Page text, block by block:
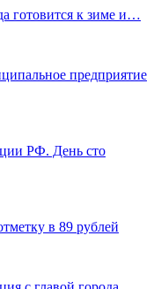
готовится к зиме и…
предприятие
РФ. День сто
в 89 рублей